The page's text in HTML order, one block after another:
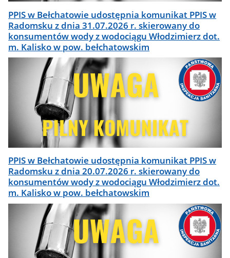
PPIS w Bełchatowie udostępnia komunikat PPIS w
Radomsku z dnia 31.07.2026 r. skierowany do
konsumentów wody z wodociągu Włodzimierz dot.
m. Kalisko w pow. bełchatowskim
PPIS w Bełchatowie udostępnia komunikat PPIS w
Radomsku z dnia 20.07.2026 r. skierowany do
konsumentów wody z wodociągu Włodzimierz dot.
m. Kalisko w pow. bełchatowskim